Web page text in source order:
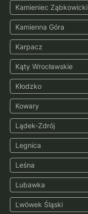
Kamieniec Ząbkowicki
Kamienna Góra
Karpacz
Kąty Wrocławskie
Kłodzko
Kowary
Lądek-Zdrój
Legnica
Leśna
Lubawka
Lwówek Śląski